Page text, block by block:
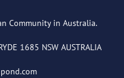
Community in Australia.
1685 NSW AUSTRALIA